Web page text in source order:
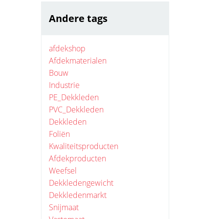
Andere tags
afdekshop
Afdekmaterialen
Bouw
Industrie
PE_Dekkleden
PVC_Dekkleden
Dekkleden
Foliën
Kwaliteitsproducten
Afdekproducten
Weefsel
Dekkledengewicht
Dekkledenmarkt
Snijmaat